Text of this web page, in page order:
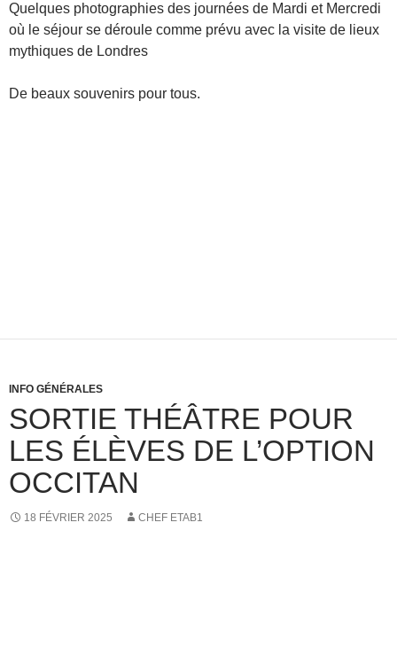
Quelques photographies des journées de Mardi et Mercredi
où le séjour se déroule comme prévu avec la visite de lieux
mythiques de Londres
De beaux souvenirs pour tous.
INFO GÉNÉRALES
SORTIE THÉÂTRE POUR
LES ÉLÈVES DE L’OPTION
OCCITAN
18 FÉVRIER 2025 CHEF ETAB1